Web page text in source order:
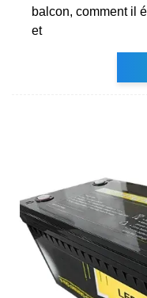
balcon, comment il
et